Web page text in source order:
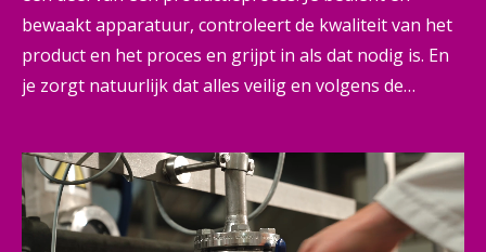
bewaakt apparatuur, controleert de kwaliteit van het
product en het proces en grijpt in als dat nodig is. En
je zorgt natuurlijk dat alles veilig en volgens de
machines en doet onderhoudswerk. Je werkt daarin
veel zelfstandig, maar overlegt ook veel met je team
en leidinggevenden.